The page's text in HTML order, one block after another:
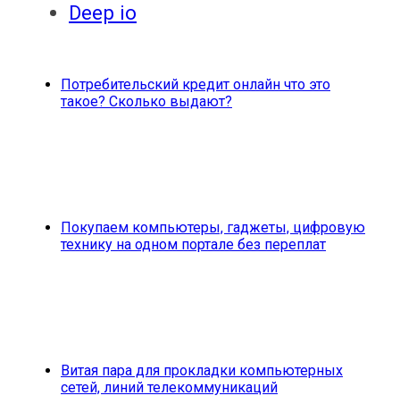
Deep io
Потребительский кредит онлайн что это
такое? Сколько выдают?
Покупаем компьютеры, гаджеты, цифровую
технику на одном портале без переплат
Витая пара для прокладки компьютерных
сетей, линий телекоммуникаций